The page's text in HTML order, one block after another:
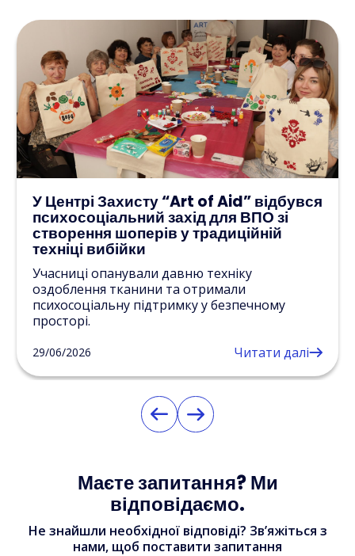
У Центрі Захисту “Art of Aid” відбувся
психосоціальний захід для ВПО зі
створення шоперів у традиційній
техніці вибійки
Учасниці опанували давню техніку
оздоблення тканини та отримали
психосоціальну підтримку у безпечному
просторі.
29/06/2026 Читати далі
Маєте запитання? Ми
відповідаємо.
Не знайшли необхідної відповіді? Зв’яжіться з
нами, щоб поставити запитання